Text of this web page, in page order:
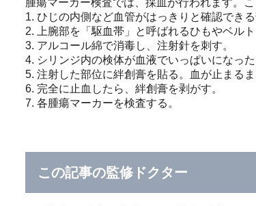
腫瘍マーカー検査では、採血が行われます。
1. ひじの内側など血管がはっきりと確認でき
2. 上腕部を「駆血帯」と呼ばれるひもやベルト
3. アルコール綿で消毒し、注射針を刺す。
4. シリンジ内の検体が血液でいっぱいになっ
5. 注射した部位に絆創膏を貼る。血が止まる
6. 完全に止血したら、絆創膏を剥がす。
7. 各腫瘍マーカーを検査する。
この記事の監修ドクター